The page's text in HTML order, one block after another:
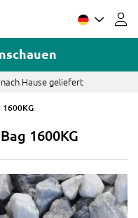
Hause geliefert
1600KG